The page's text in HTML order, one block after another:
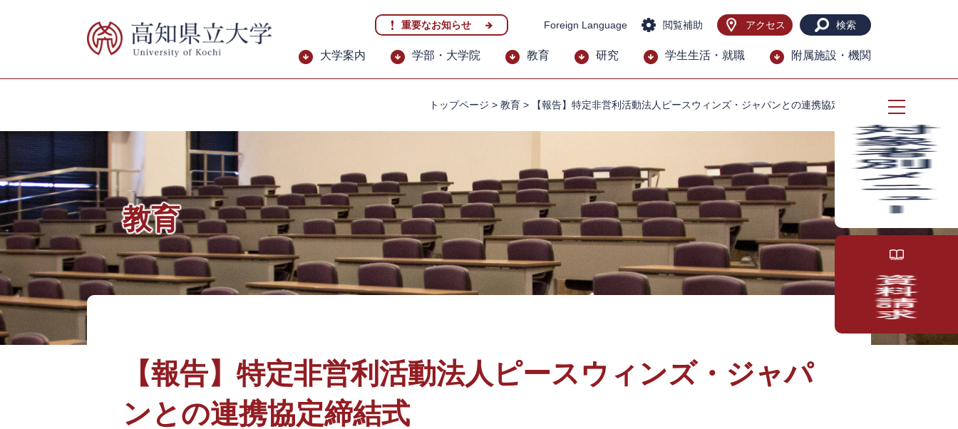
先
を
て
文
へ
重要なお知らせ Foreign Language 閲覧補助 アクセス 検索
大学案内 学部・大学院 教育 研究 学生生活・就職 附属施設・機関
トップページ > 教育 > 【報告】特定非営利活動法人ピースウィンズ・ジャパンとの連携協定締結式
教育
本
【報告】特定非営利活動法人ピースウィンズ・ジャパ
ンとの連携協定締結式